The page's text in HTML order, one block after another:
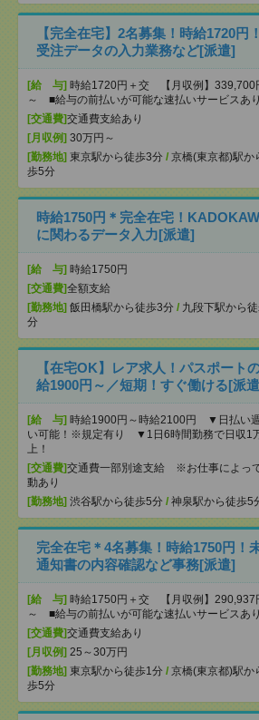
【完全在宅】2名募集！時給1720円
受注データの入力業務など[派遣]
[給 与] 時給1720円＋交 【月収例】339,700
～ ■給与の前払いが可能な速払いサービスあり
[交通費]交通費支給あり
[月収例] 30万円～
[勤務地] 東京駅から徒歩3分 / 京橋(東京都)駅か
歩5分
時給1750円＊完全在宅！
に関わるデータ入力[派遣]
[給 与] 時給1750円
[交通費]全額支給
[勤務地] 飯田橋駅から徒歩3分 / 九段下駅から
分
【在宅OK】レア求人！パスポート
給1900円～／短期！すぐ働ける[派
[給 与] 時給1900円～時給2100円 ▼日払い
い可能！※規定有り ▼1日6時間勤務で日収1
上！
[交通費]交通費一部別途支給 ※お仕事によっ
動あり
[勤務地] 渋谷駅から徒歩5分 / 神泉駅から徒歩5
完全在宅＊4名募集！時給1750円！
通知書の内容確認など事務[派遣]
[給 与] 時給1750円＋交 【月収例】290,937
～ ■給与の前払いが可能な速払いサービスあり
[交通費]交通費支給あり
[月収例] 25～30万円
[勤務地] 東京駅から徒歩1分 / 京橋(東京都)駅か
歩5分